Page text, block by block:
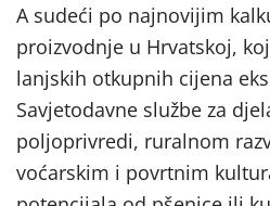
A sudeći po najnovijim
proizvodnje u Hrvatskoj,
lanjskih otkupnih cijena
Savjetodavne službe za
poljoprivredi, ruralnom
voćarskim i povrtnim